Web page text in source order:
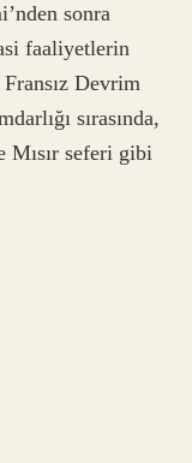
sonra
faaliyetlerin
Devrim
sırasında,
Mısır seferi gibi